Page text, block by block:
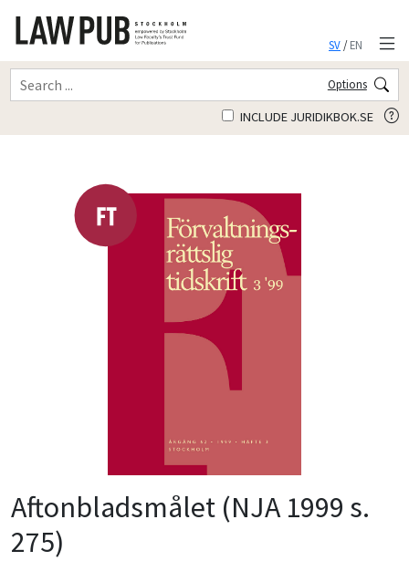
SV/EN
Options
INCLUDE JURIDIKBOK.SE
Aftonbladsmålet (NJA 1999 s.
275)